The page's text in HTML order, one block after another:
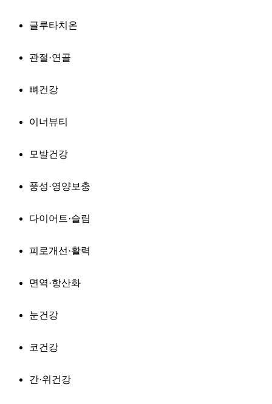
글루타치온
관절·연골
뼈건강
이너뷰티
모발건강
풍성·영양보충
다이어트·슬림
피로개선·활력
면역·항산화
눈건강
코건강
간·위건강